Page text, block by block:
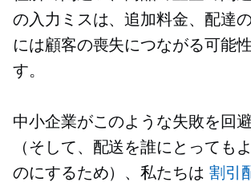
の入力ミスは、追加料金、配達
には顧客の喪失につながる可能
す。
中小企業がこのような失敗を回
（そして、配送を誰にとっても
のにするため）、私たちは 割引